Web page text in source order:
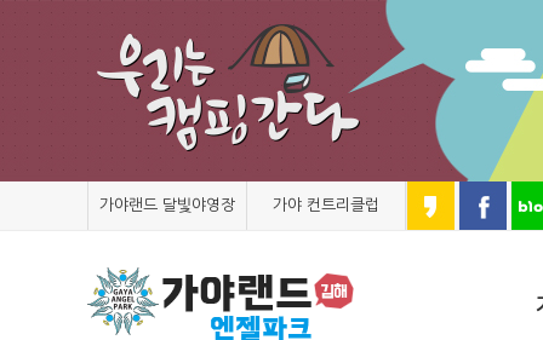
가야랜드 달빛야영장 가야 컨트리클럽